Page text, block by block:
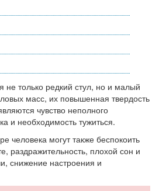
не только редкий стул, но и малый
масс, их повышенная твердость
чувство неполного
и необходимость тужиться.
человека могут также беспокоить
раздражительность, плохой сон и
снижение настроения и